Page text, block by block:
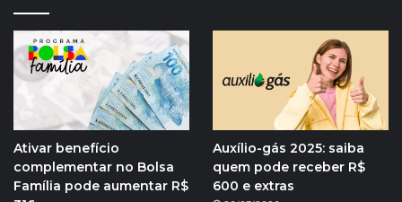
Ativar benefício
complementar no Bolsa
Família pode aumentar R$
Auxílio-gás 2025: saiba
quem pode receber R$
600 e extras